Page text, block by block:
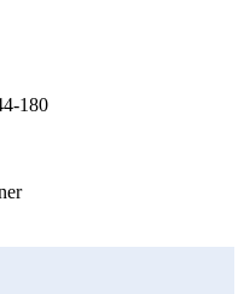
180